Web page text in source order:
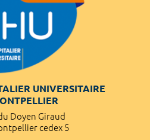
UNIVERSITAIRE
Doyen Giraud
cedex 5